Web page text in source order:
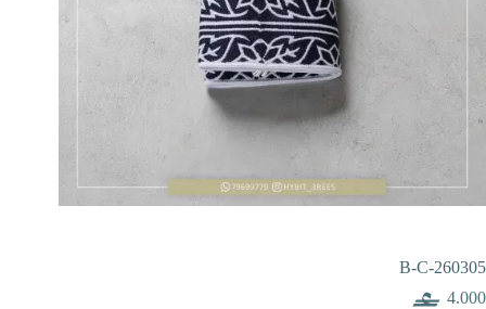
B-C-260305
4.000